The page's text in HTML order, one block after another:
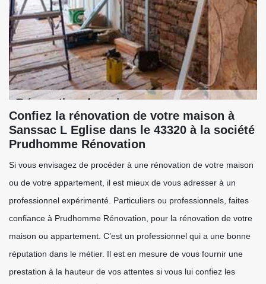
Confiez la rénovation de votre maison à
Sanssac L Eglise dans le 43320 à la société
Prudhomme Rénovation
Si vous envisagez de procéder à une rénovation de votre maison
ou de votre appartement, il est mieux de vous adresser à un
professionnel expérimenté. Particuliers ou professionnels, faites
confiance à Prudhomme Rénovation, pour la rénovation de votre
maison ou appartement. C’est un professionnel qui a une bonne
réputation dans le métier. Il est en mesure de vous fournir une
prestation à la hauteur de vos attentes si vous lui confiez les